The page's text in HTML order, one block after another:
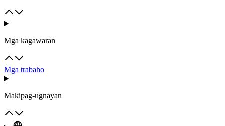
Mga kagawaran
Mga trabaho
Makipag-ugnayan